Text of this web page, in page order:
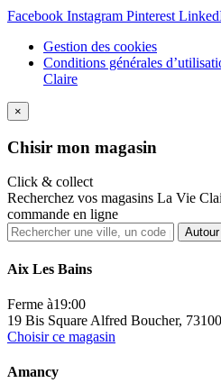
Facebook Instagram Pinterest
Gestion des cookies
Conditions générales
Claire
×
Chisir mon magasin
Click & collect
Recherchez vos magasins La Vie
commande en ligne
Aix Les Bains
Ferme à19:00
19 Bis Square Alfred Boucher,
Choisir ce magasin
Amancy